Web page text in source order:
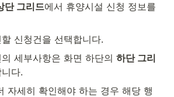
단 그리드에서 휴양시설 신청 정보를
신청건을 선택합니다.
세부사항은 화면 하단의 하단 그리
다.
자세히 확인해야 하는 경우 해당 행